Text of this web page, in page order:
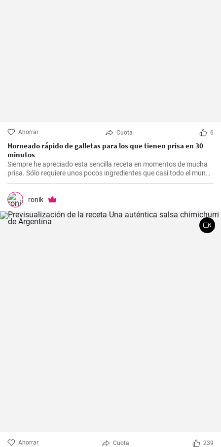
Ahorrar Cuota 6
Horneado rápido de galletas para los que tienen prisa en 30
minutos
Siempre he apreciado esta sencilla receta en momentos de mucha
prisa. Sólo requiere unos pocos ingredientes que casi todo el mundo
tiene en casa, y en apenas 30 minutos puedes estar disfrutando de
unas deliciosas galletas caseras. Con su textura crujiente y su
sabor dulce, siempre eran un éxito para las visitas improvisadas y
para compartir con amigos y familiares.
ronik
Ahorrar Cuota 239